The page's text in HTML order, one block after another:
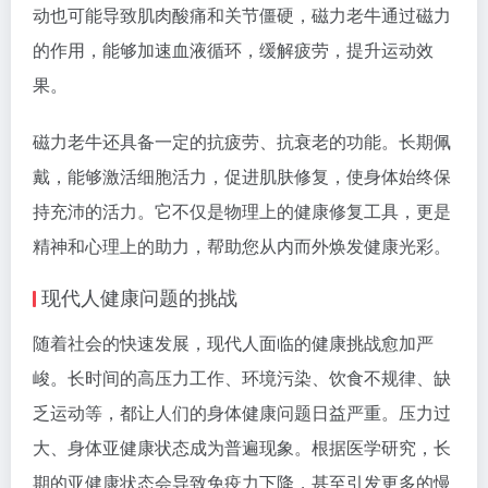
动也可能导致肌肉酸痛和关节僵硬，磁力老牛通过磁力
的作用，能够加速血液循环，缓解疲劳，提升运动效
果。
磁力老牛还具备一定的抗疲劳、抗衰老的功能。长期佩
戴，能够激活细胞活力，促进肌肤修复，使身体始终保
持充沛的活力。它不仅是物理上的健康修复工具，更是
精神和心理上的助力，帮助您从内而外焕发健康光彩。
现代人健康问题的挑战
随着社会的快速发展，现代人面临的健康挑战愈加严
峻。长时间的高压力工作、环境污染、饮食不规律、缺
乏运动等，都让人们的身体健康问题日益严重。压力过
大、身体亚健康状态成为普遍现象。根据医学研究，长
期的亚健康状态会导致免疫力下降，甚至引发更多的慢